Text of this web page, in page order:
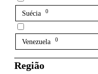
Suécia 0
Venezuela 0
Região